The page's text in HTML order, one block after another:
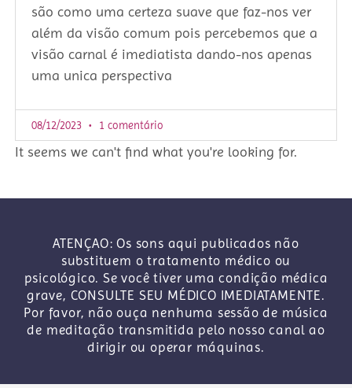
são como uma certeza suave que faz-nos ver
além da visão comum pois percebemos que a
visão carnal é imediatista dando-nos apenas
uma unica perspectiva
08/12/2023 1 comentário
It seems we can't find what you're looking for.
ATENÇAO: Os sons aqui publicados não
substituem o tratamento médico ou
psicológico. Se você tiver uma condição médica
grave, CONSULTE SEU MÉDICO IMEDIATAMENTE.
Por favor, não ouça nenhuma sessão de música
de meditação transmitida pelo nosso canal ao
dirigir ou operar máquinas.